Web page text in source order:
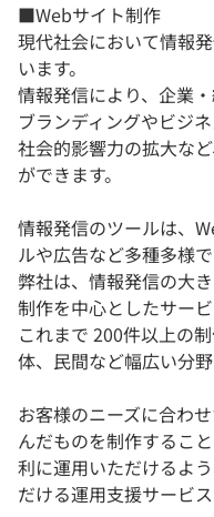
■Webサイト制作
現代社会において情報
います。
情報発信により、企業
ブランディングやビジ
社会的影響力の拡大な
ができます。
情報発信のツールは、
ルや広告など多種多様で
弊社は、情報発信の大
制作を中心としたサー
これまで 200件以上の
体、民間など幅広い分
お客様のニーズに合わ
んだものを制作するこ
利に運用いただけるよ
だける運用支援サービ